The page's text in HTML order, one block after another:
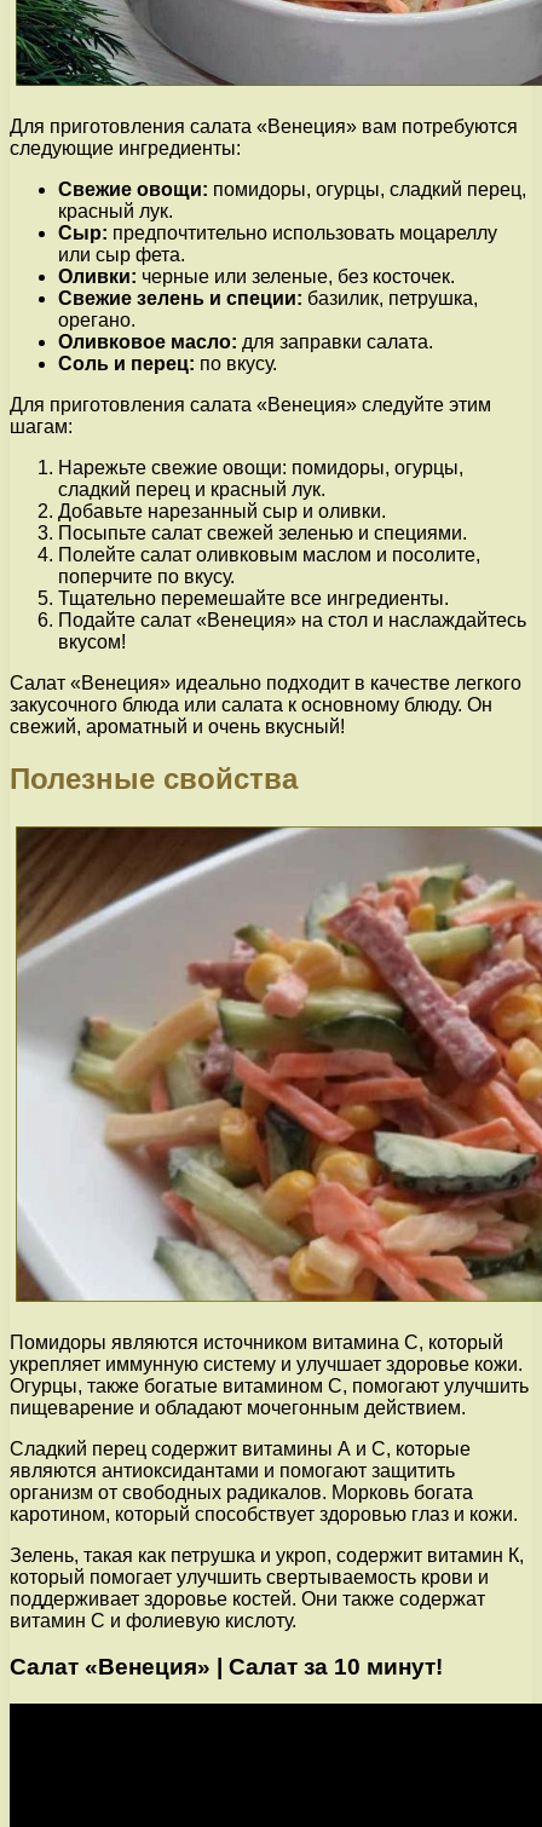
Для приготовления салата «Венеция» вам потребуются
следующие ингредиенты:
Свежие овощи: помидоры, огурцы, сладкий перец,
красный лук.
Сыр: предпочтительно использовать моцареллу
или сыр фета.
Оливки: черные или зеленые, без косточек.
Свежие зелень и специи: базилик, петрушка,
орегано.
Оливковое масло: для заправки салата.
Соль и перец: по вкусу.
Для приготовления салата «Венеция» следуйте этим
шагам:
Нарежьте свежие овощи: помидоры, огурцы,
сладкий перец и красный лук.
Добавьте нарезанный сыр и оливки.
Посыпьте салат свежей зеленью и специями.
Полейте салат оливковым маслом и посолите,
поперчите по вкусу.
Тщательно перемешайте все ингредиенты.
Подайте салат «Венеция» на стол и наслаждайтесь
вкусом!
Салат «Венеция» идеально подходит в качестве легкого
закусочного блюда или салата к основному блюду. Он
свежий, ароматный и очень вкусный!
Полезные свойства
Помидоры являются источником витамина С, который
укрепляет иммунную систему и улучшает здоровье кожи.
Огурцы, также богатые витамином С, помогают улучшить
пищеварение и обладают мочегонным действием.
Сладкий перец содержит витамины А и С, которые
являются антиоксидантами и помогают защитить
организм от свободных радикалов. Морковь богата
каротином, который способствует здоровью глаз и кожи.
Зелень, такая как петрушка и укроп, содержит витамин К,
который помогает улучшить свертываемость крови и
поддерживает здоровье костей. Они также содержат
витамин С и фолиевую кислоту.
Салат «Венеция» | Салат за 10 минут!